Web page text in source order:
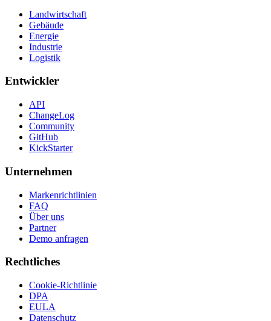
Landwirtschaft
Gebäude
Energie
Industrie
Logistik
Entwickler
API
ChangeLog
Community
GitHub
KickStarter
Unternehmen
Markenrichtlinien
FAQ
Über uns
Partner
Demo anfragen
Rechtliches
Cookie-Richtlinie
DPA
EULA
Datenschutz